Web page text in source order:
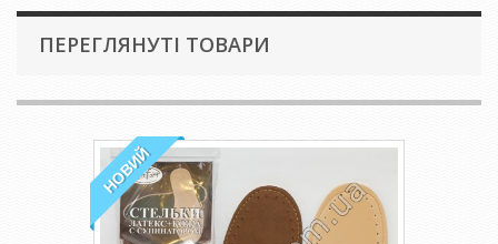
ПЕРЕГЛЯНУТІ ТОВАРИ
НОВИЙ